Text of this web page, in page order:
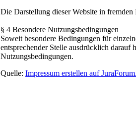
Die Darstellung dieser Website in
§ 4 Besondere Nutzungsbedingungen
Soweit besondere Bedingungen für
entsprechender Stelle ausdrücklich
Nutzungsbedingungen.
Quelle: Impressum erstellen auf